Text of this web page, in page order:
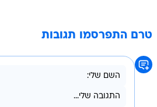
טרם התפרסמו תגובות